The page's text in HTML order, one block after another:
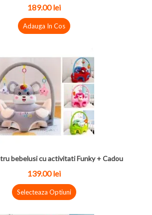
189.00lei
Adauga In Cos
bebelusi cu activitati Funky + Cadou
139.00lei
Selecteaza Optiuni